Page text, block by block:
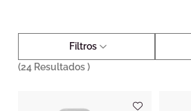
Filtros
(24 Resultados )